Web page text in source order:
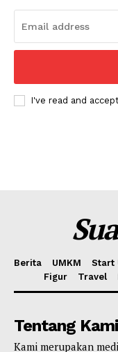
I've read and
Berita UMKM Start
Figur
Travel
Tentang Kami
Kami merupakan